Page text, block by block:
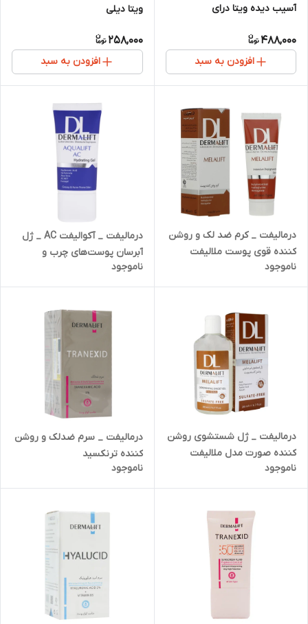
آسیب دیده ویتا درای
488,000
افزودن به سبد
ویتا دیلی
258,000
افزودن به سبد
درمالیفت _ کرم ضد لک و روشن
کننده قوی پوست ملالیفت
ناموجود
درمالیفت _ آکوالیفت AC _ ژل
آبرسان پوست‌های چرب و
جوشدار
ناموجود
درمالیفت _ ژل شستشوی روشن
کننده صورت مدل ملالیفت
ناموجود
درمالیفت _ سرم ضدلک و روشن
کننده ترنکسید
ناموجود